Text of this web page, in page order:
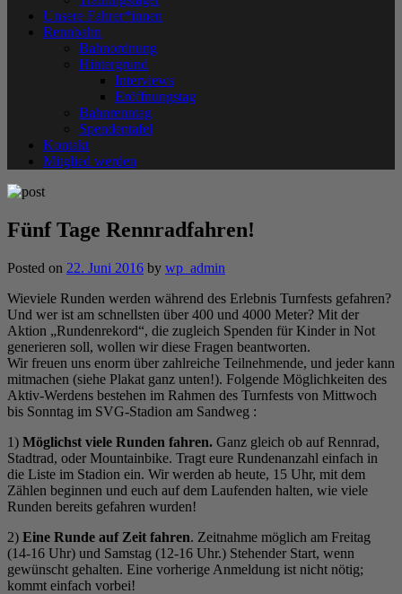
Unsere Fahrer*innen
Rennbahn
Bahnordnung
Hintergrund
Interviews
Eröffnungstag
Bahnrenntag
Spendentafel
Kontakt
Mitglied werden
Fünf Tage Rennradfahren!
Posted on 22. Juni 2016 by wp_admin
Wieviele Runden werden während des Erlebnis Turnfests gefahren?
Und wer ist am schnellsten über 400 und 4000 Meter? Mit der
Aktion „Rundenrekord“, die zugleich Spenden für Kinder in Not
generieren soll, wollen wir diese Fragen beantworten.
Wir freuen uns enorm über zahlreiche Teilnehmende, und jeder kann
mitmachen (siehe Plakat ganz unten!). Folgende Möglichkeiten des
Aktiv-Werdens bestehen im Rahmen des Turnfests von Mittwoch
bis Sonntag im SVG-Stadion am Sandweg :
1) Möglichst viele Runden fahren. Ganz gleich ob auf Rennrad,
Stadtrad, oder Mountainbike. Tragt eure Rundenanzahl einfach in
die Liste im Stadion ein. Wir werden ab heute, 15 Uhr, mit dem
Zählen beginnen und euch auf dem Laufenden halten, wie viele
Runden bereits gefahren wurden!
2) Eine Runde auf Zeit fahren. Zeitnahme möglich am Freitag
(14-16 Uhr) und Samstag (12-16 Uhr.) Stehender Start, wenn
gewünscht gehalten. Eine vorherige Anmeldung ist nicht nötig;
kommt einfach vorbei!